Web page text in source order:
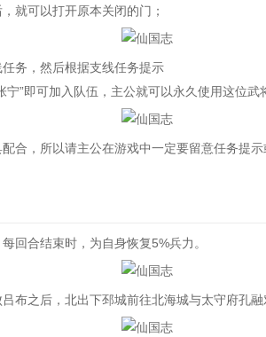
可以打开原本关闭的门；
务，然后根据支线任务提示
”即可加入队伍，主公就可以永久使用这位武
，所以请主公在游戏中一定要留意任务提示
合结束时，为自身恢复5%兵力。
之后，北出下邳城前往北海城与太守府孔融